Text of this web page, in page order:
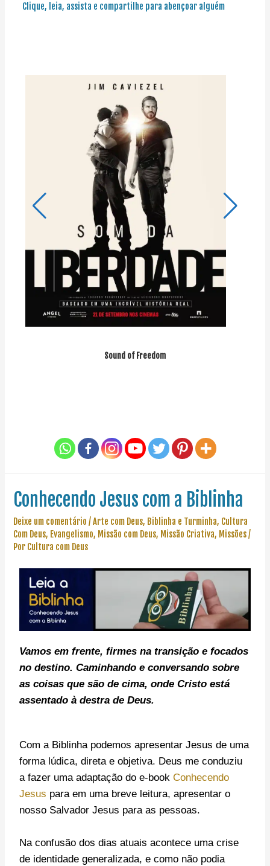
Clique, leia, assista e compartilhe para abençoar alguém
Sound of Freedom
Conhecendo Jesus com a Biblinha
Deixe um comentário /Arte com Deus, Biblinha e Turminha, Cultura
Com Deus, Evangelismo, Missão com Deus, Missão Criativa, Missões/
Por Cultura com Deus
Vamos em frente, firmes na transição e focados
no destino. Caminhando e conversando sobre
as coisas que são de cima, onde Cristo está
assentado à destra de Deus.
Com a Biblinha podemos apresentar Jesus de uma
forma lúdica, direta e objetiva. Deus me conduziu
a fazer uma adaptação do e-bookConhecendo
Jesus para em uma breve leitura,apresentar o
nosso Salvador Jesus para as pessoas.
Na confusão dos dias atuais acontece uma crise
de identidade generalizada, e como não podia